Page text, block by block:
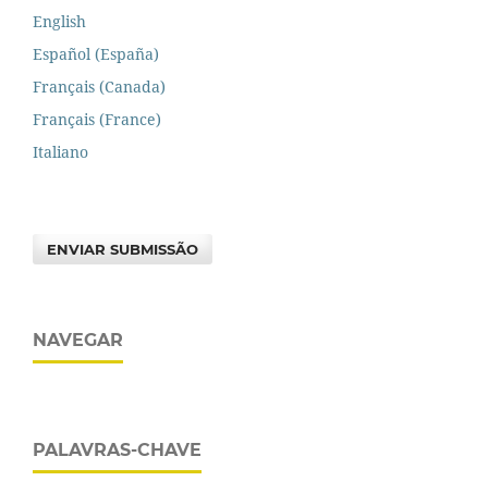
English
Español (España)
Français (Canada)
Français (France)
Italiano
ENVIAR SUBMISSÃO
NAVEGAR
PALAVRAS-CHAVE